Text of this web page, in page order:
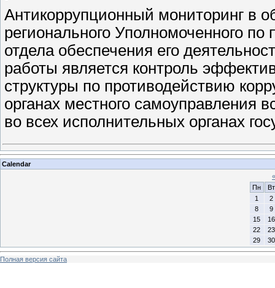
Антикоррупционный мониторинг в
регионального Уполномоченного
отдела обеспечения его
работы является контроль
структуры по противодействию
органах местного самоуправления
во всех исполнительных органах
Calendar
«
Пн
Вт
1
2
8
9
15
16
22
23
29
30
Полная версия сайта